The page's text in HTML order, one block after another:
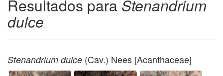
Resultados para Stenandrium
dulce
Stenandrium dulce (Cav.) Nees [Acanthaceae]